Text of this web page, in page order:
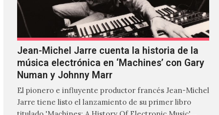
Jean-Michel Jarre cuenta la historia de la
música electrónica en ‘Machines’ con Gary
Numan y Johnny Marr
El pionero e influyente productor francés Jean-Michel
Jarre tiene listo el lanzamiento de su primer libro